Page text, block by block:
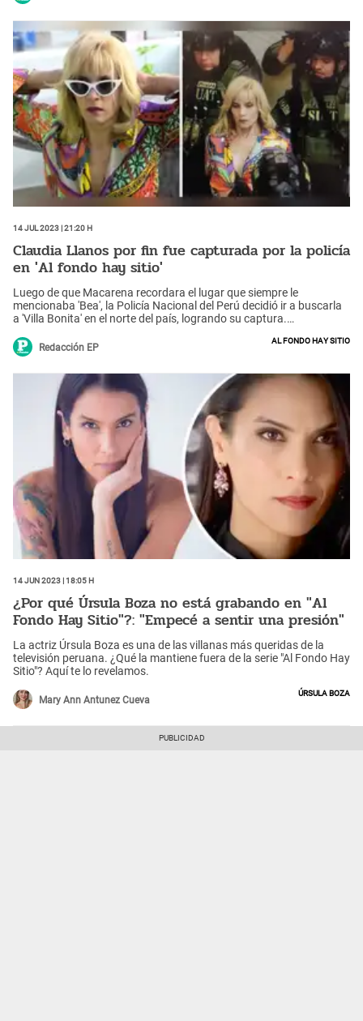
14 Jul 2023 | 21:20 h
Claudia Llanos por fin fue capturada por la policía
en 'Al fondo hay sitio'
Luego de que Macarena recordara el lugar que siempre le
mencionaba 'Bea', la Policía Nacional del Perú decidió ir a buscarla
a 'Villa Bonita' en el norte del país, logrando su captura.
Redacción EP
Al fondo hay sitio
14 Jun 2023 | 18:05 h
¿Por qué Úrsula Boza no está grabando en "Al
Fondo Hay Sitio"?: "Empecé a sentir una presión"
La actriz Úrsula Boza es una de las villanas más queridas de la
televisión peruana. ¿Qué la mantiene fuera de la serie "Al Fondo Hay
Sitio"? Aquí te lo revelamos.
Mary Ann Antunez Cueva
Úrsula Boza